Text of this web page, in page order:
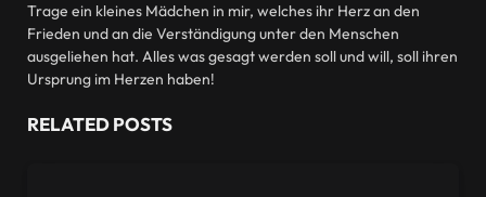
Trage ein kleines Mädchen in mir, welches ihr Herz an den
Frieden und an die Verständigung unter den Menschen
ausgeliehen hat. Alles was gesagt werden soll und will, soll ihren
Ursprung im Herzen haben!
RELATEDPOSTS